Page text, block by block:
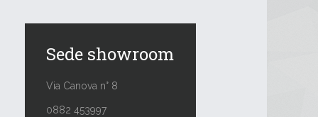
Sede showroom
Via Canova n° 8
0882 453997